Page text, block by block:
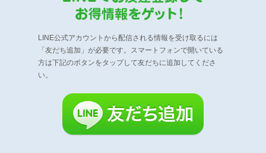
LINE公式アカウントから配信される情報を受け取るには
「友だち追加」が必要です。
スマートフォンで開いている
方は下記のボタンをタップして友だちに追加してくださ
い。